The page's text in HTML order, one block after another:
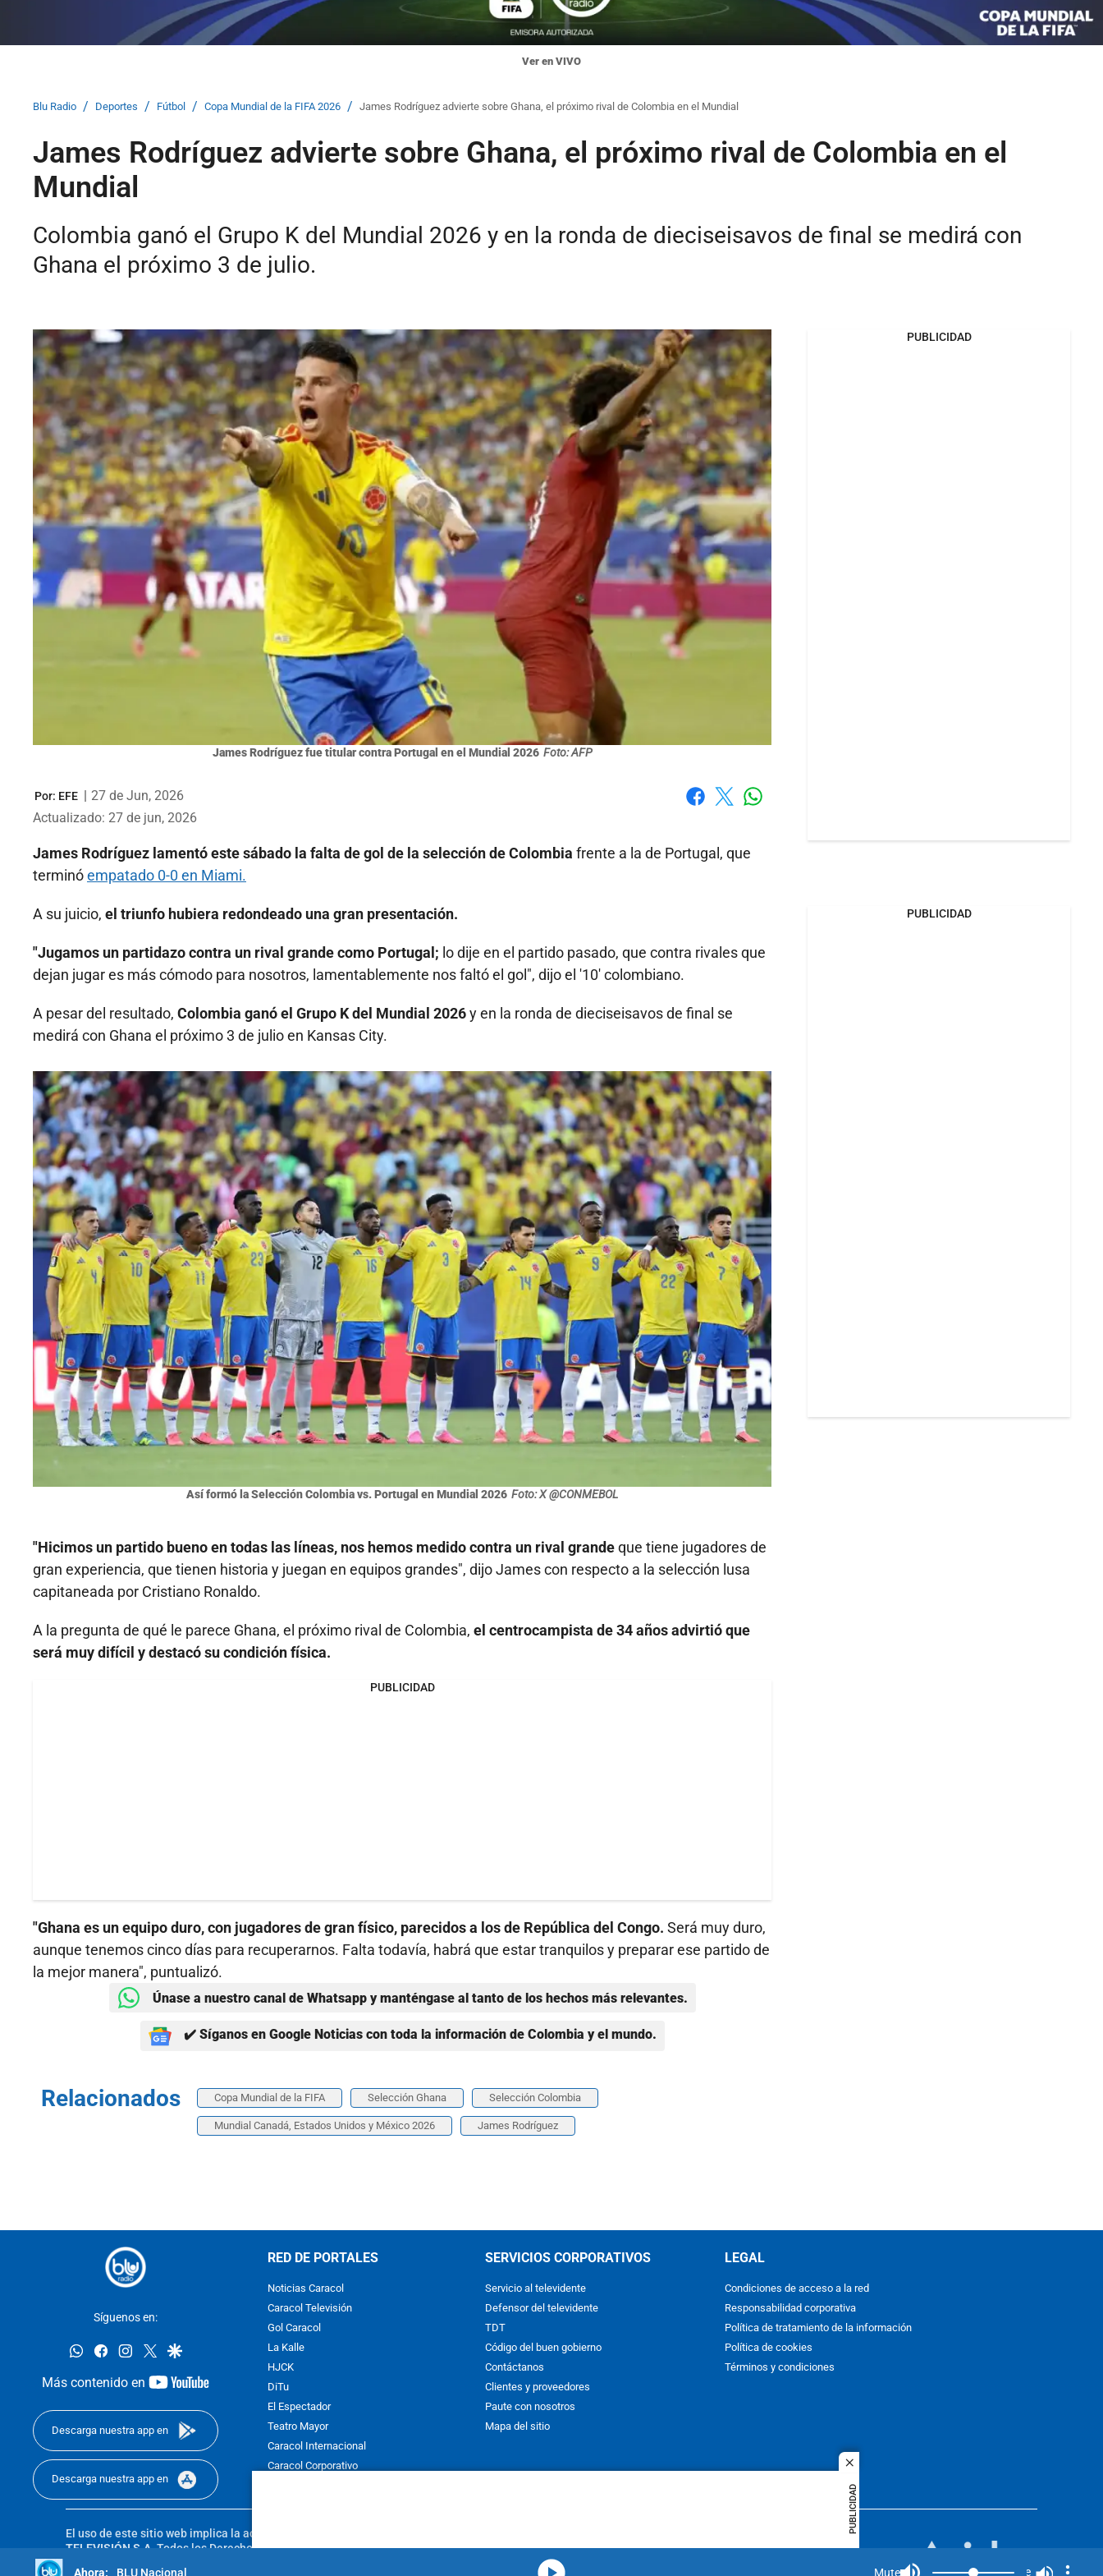
close
PUBLICIDAD
Ver en VIVO
Blu Radio / Deportes / Fútbol / Copa Mundial de la FIFA 2026 / James Rodríguez advierte sobre Ghana, el próximo rival de Colombia en el Mundial
James Rodríguez advierte sobre Ghana, el próximo rival de Colombia en el
Mundial
Colombia ganó el Grupo K del Mundial 2026 y en la ronda de dieciseisavos de final se medirá con
Ghana el próximo 3 de julio.
James Rodríguez fue titular contra Portugal en el Mundial 2026 Foto: AFP
Por: EFE
27 de Jun, 2026
Actualizado: 27 de jun, 2026
James Rodríguez lamentó este sábado la falta de gol de la selección de Colombia frente a la de Portugal, que
terminóempatado 0-0 en Miami.
A su juicio, el triunfo hubiera redondeado una gran presentación.
"Jugamos un partidazo contra un rival grande como Portugal; lo dije en el partido pasado, que contra rivales que
dejan jugar es más cómodo para nosotros, lamentablemente nos faltó el gol", dijo el '10' colombiano.
A pesar del resultado, Colombia ganó el Grupo K del Mundial 2026y en la ronda de dieciseisavos de final se
medirá con Ghana el próximo 3 de julio en Kansas City.
Así formó la Selección Colombia vs. Portugal en Mundial 2026 Foto: X @CONMEBOL
"Hicimos un partido bueno en todas las líneas, nos hemos medido contra un rival grandeque tiene jugadores de
gran experiencia, que tienen historia y juegan en equipos grandes", dijo James con respecto a la selección lusa
capitaneada por Cristiano Ronaldo.
A la pregunta de qué le parece Ghana, el próximo rival de Colombia, el centrocampista de 34 años advirtió que
será muy difícil y destacó su condición física.
PUBLICIDAD
"Ghana es un equipo duro, con jugadores de gran físico, parecidos a los de República del Congo. Será muy duro,
aunque tenemos cinco días para recuperarnos. Falta todavía, habrá que estar tranquilos y preparar ese partido de
la mejor manera", puntualizó.
Únase a nuestro canal de Whatsapp y manténgase al tanto de los hechos más relevantes.
✔️ Síganos en Google Noticias con toda la información de Colombia y el mundo.
Relacionados Copa Mundial de la FIFA Selección Ghana Selección Colombia
Mundial Canadá, Estados Unidos y México 2026 James Rodríguez
PUBLICIDAD
PUBLICIDAD
Síguenos en:
whatsappfacebookinstagram
twittergoogle
Más contenido en
youtube-
Descarga nuestra app en
Descarga nuestra app en
RED DE PORTALES
Noticias Caracol
Caracol Televisión
Gol Caracol
La Kalle
HJCK
DiTu
El Espectador
Teatro Mayor
Caracol Internacional
Caracol Corporativo
SERVICIOS CORPORATIVOS
Servicio al televidente
Defensor del televidente
TDT
Código del buen gobierno
Contáctanos
Clientes y proveedores
Paute con nosotros
Mapa del sitio
LEGAL
Condiciones de acceso a la red
Responsabilidad corporativa
Política de tratamiento de la información
Política de cookies
Términos y condiciones
El uso de este sitio web implica la aceptación de los
TELEVISIÓN S.A.Todos los Derechos Reservados D.R.A. Prohibida su reproducción total o parcial, así como su traducción a cualquier idioma
sin autorización escrita de su titular. Reproduction in whole or in part, or translation without written permission is prohibited. All rights
BLU Nacional
Mute Mute